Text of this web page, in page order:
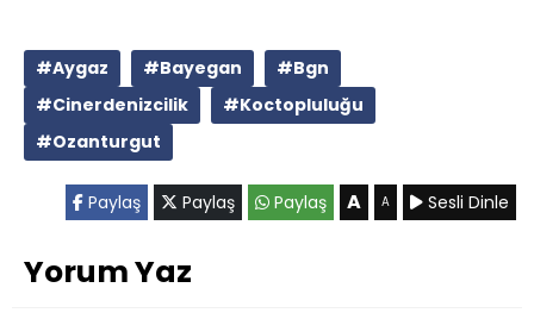
#Aygaz #Bayegan
#Bgn
#Cinerdenizcilik
#Koctopluluğu
#Ozanturgut
Paylaş Paylaş Paylaş A A Sesli Dinle
Yorum Yaz